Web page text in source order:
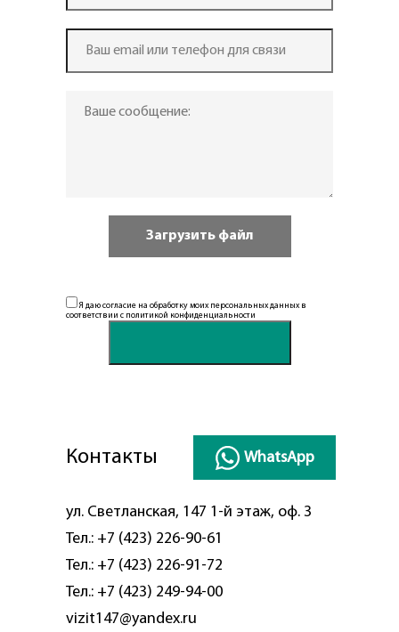
Я даю согласие на обработку моих персональных данных в
соответствии с политикой конфиденциальности
Контакты WhatsApp
ул. Светланская, 147 1-й этаж, оф. 3
Тел.: +7 (423) 226-90-61
Тел.: +7 (423) 226-91-72
Тел.: +7 (423) 249-94-00
vizit147@yandex.ru